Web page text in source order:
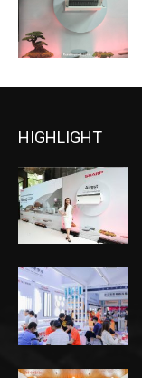
HIGHLIGHT